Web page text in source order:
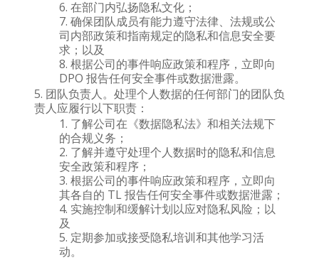
在部门内弘扬隐私文化；
确保团队成员有能力遵守法律、法规或公
司内部政策和指南规定的隐私和信息安全要
求；以及
根据公司的事件响应政策和程序，立即向
DPO 报告任何安全事件或数据泄露。
团队负责人。处理个人数据的任何部门的团队负
责人应履行以下职责：
了解公司在《数据隐私法》和相关法规下
的合规义务；
了解并遵守处理个人数据时的隐私和信息
安全政策和程序；
根据公司的事件响应政策和程序，立即向
其各自的 TL 报告任何安全事件或数据泄露；
实施控制和缓解计划以应对隐私风险；以
及
定期参加或接受隐私培训和其他学习活
动。